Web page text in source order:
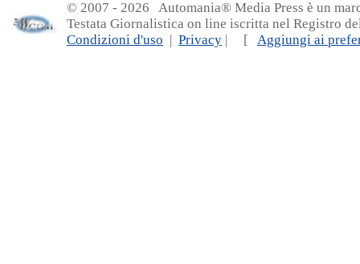
© 2007 - 2026 Automania® Media Press è un
Testata Giornalistica on line iscritta nel Registro
Condizioni d'uso | Privacy | [ Aggiungi ai